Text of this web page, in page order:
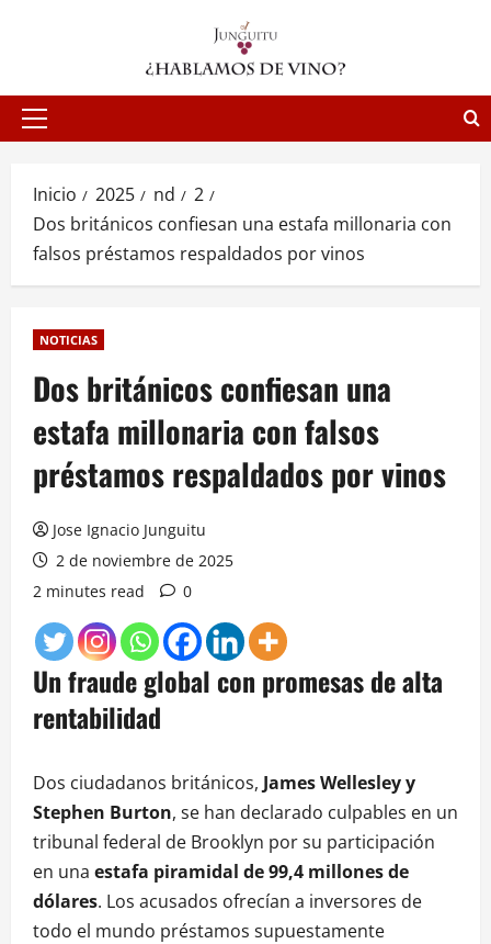
Menú
Inicio 2025 nd
2
Dos británicos confiesan una estafa millonaria con
falsos préstamos respaldados por vinos
NOTICIAS
Dos británicos confiesan una
estafa millonaria con falsos
préstamos respaldados por vinos
Jose Ignacio Junguitu
2 de noviembre de 2025
2 minutes read
0
Un fraude global con promesas de alta
rentabilidad
Dos ciudadanos británicos, James Wellesley y
Stephen Burton, se han declarado culpables en un
tribunal federal de Brooklyn por su participación
en una estafa piramidal de 99,4 millones de
dólares. Los acusados ofrecían a inversores de
todo el mundo préstamos supuestamente